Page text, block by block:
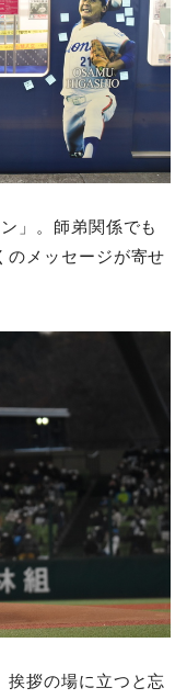
」。師弟関係でも
のメッセージが寄せ
挨拶の場に立つと忘